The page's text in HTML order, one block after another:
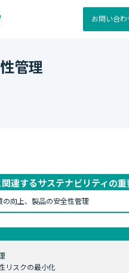
お問い合わ
管理
連するサステナビリティの
の向上、製品の安全性管理
リスクの最小化